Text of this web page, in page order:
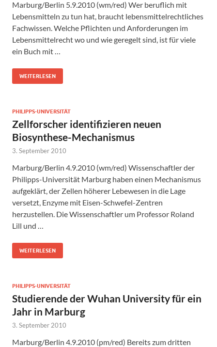
Marburg/Berlin 5.9.2010 (wm/red) Wer beruflich mit
Lebensmitteln zu tun hat, braucht lebensmittelrechtliches
Fachwissen. Welche Pflichten und Anforderungen im
Lebensmittelrecht wo und wie geregelt sind, ist für viele
ein Buch mit …
WEITERLESEN
PHILIPPS-UNIVERSITÄT
Zellforscher identifizieren neuen
Biosynthese-Mechanismus
3. September 2010
Marburg/Berlin 4.9.2010 (wm/red) Wissenschaftler der
Philipps-Universität Marburg haben einen Mechanismus
aufgeklärt, der Zellen höherer Lebewesen in die Lage
versetzt, Enzyme mit Eisen-Schwefel-Zentren
herzustellen. Die Wissenschaftler um Professor Roland
Lill und …
WEITERLESEN
PHILIPPS-UNIVERSITÄT
Studierende der Wuhan University für ein
Jahr in Marburg
3. September 2010
Marburg/Berlin 4.9.2010 (pm/red) Bereits zum dritten